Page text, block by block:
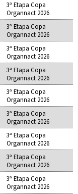
3ª Etapa Copa
Organnact 2026
3ª Etapa Copa
Organnact 2026
3ª Etapa Copa
Organnact 2026
3ª Etapa Copa
Organnact 2026
3ª Etapa Copa
Organnact 2026
3ª Etapa Copa
Organnact 2026
3ª Etapa Copa
Organnact 2026
3ª Etapa Copa
Organnact 2026
3ª Etapa Copa
Organnact 2026